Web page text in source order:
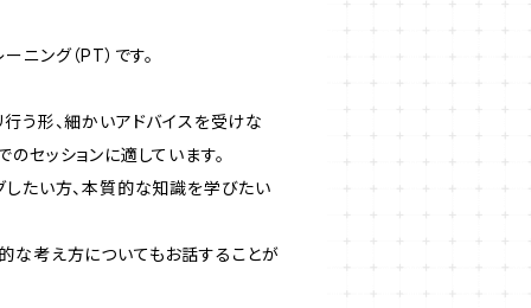
ニング（PT）です。
う形、細かいアドバイスを受けな
セッションに適しています。
したい方、本質的な知識を学びたい
な考え方についてもお話することが